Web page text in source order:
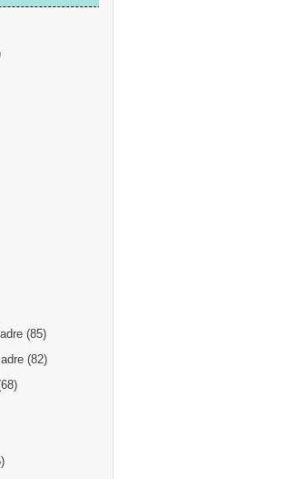
(85)
(82)